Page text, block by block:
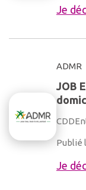
Je
ADMR
JOB
CDD
Publié
Je